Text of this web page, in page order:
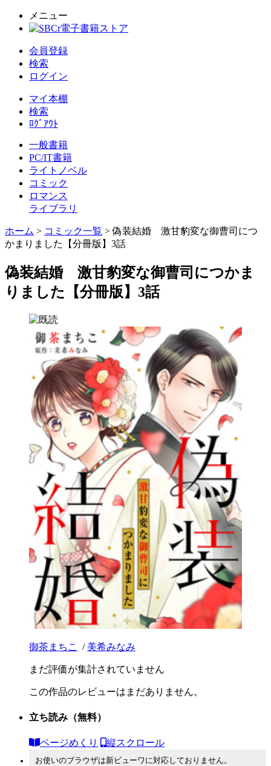
メニュー
会員登録
検索
ログイン
マイ本棚
検索
ﾛｸﾞｱｳﾄ
一般書籍
PC/IT書籍
ライトノベル
コミック
ロマンス
ライブラリ
ホーム > コミック一覧 > 偽装結婚 激甘豹変な御曹司につ
かまりました【分冊版】3話
偽装結婚 激甘豹変な御曹司につかま
りました【分冊版】3話
御茶まちこ / 美希みなみ
まだ評価が集計されていません
この作品のレビューはまだありません。
立ち読み （無料）
ページめくり 縦スクロール
お使いのブラウザは新ビューワに対応しておりません。